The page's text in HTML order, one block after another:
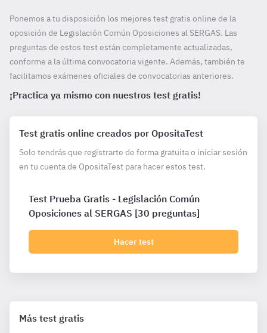
Ponemos a tu disposición los mejores test gratis online de la
oposición de Legislación Común Oposiciones al SERGAS. Las
preguntas de estos test están completamente actualizadas,
conforme a la última convocatoria vigente. Además, también te
facilitamos exámenes oficiales de convocatorias anteriores.
¡Practica ya mismo con nuestros test gratis!
Test gratis online creados por OpositaTest
Solo tendrás que registrarte de forma gratuita o iniciar sesión
en tu cuenta de OpositaTest para hacer estos test.
Test Prueba Gratis - Legislación Común
Oposiciones al SERGAS [30 preguntas]
Hacer test
Más test gratis